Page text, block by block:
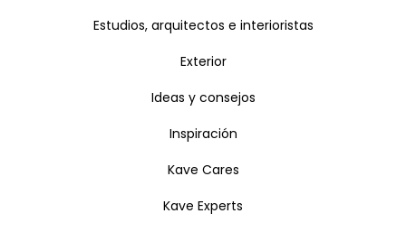
Estudios, arquitectos e interioristas
Exterior
Ideas y consejos
Inspiración
Kave Cares
Kave Experts